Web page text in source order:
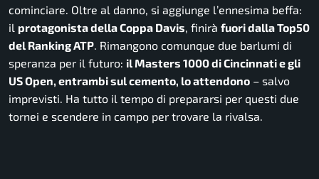
cominciare. Oltre al danno, si aggiunge l’ennesima beffa:
il protagonista della Coppa Davis, finirà fuori dalla Top50
del Ranking ATP. Rimangono comunque due barlumi di
speranza per il futuro: il Masters 1000 di Cincinnati e gli
US Open, entrambi sul cemento, lo attendono – salvo
imprevisti. Ha tutto il tempo di prepararsi per questi due
tornei e scendere in campo per trovare la rivalsa.